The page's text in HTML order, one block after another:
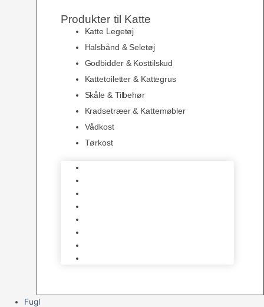
Produkter til Katte
Katte Legetøj
Halsbånd & Seletøj
Godbidder & Kosttilskud
Kattetoiletter & Kattegrus
Skåle & Tilbehør
Kradsetræer & Kattemøbler
Vådkost
Tørkost
Fugl